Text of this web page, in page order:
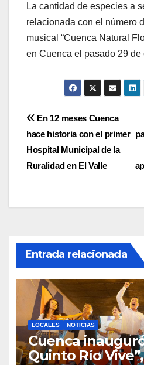
La cantidad de especies a
relacionada con el número
musical “Cuenca Natural
en Cuenca el pasado 29 de
Navegación
de
entradas
En 12 meses Cuenca
hace historia con el primer
Hospital Municipal de la
Ruralidad en El Valle
Entrada relacionada
LOCALES NOTICIAS
Cuenca
Quinto Río